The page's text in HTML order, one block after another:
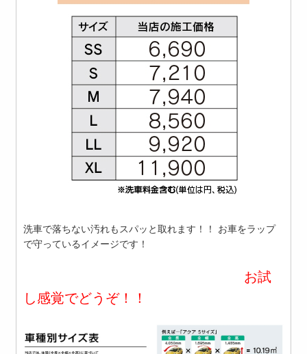
洗車で落ちない汚れもスパッと取れます！！ お車をラップ
で守っているイメージです！
お試
し感覚でどうぞ！！